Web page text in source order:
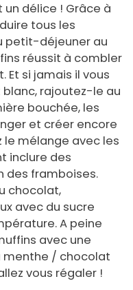
délice ! Grâce à
tous les
petit-déjeuner au
réussit à combler
Et si jamais il vous
rajoutez-le au
bouchée, les
et créer encore
le mélange avec les
inclure des
des framboises.
chocolat,
avec du sucre
A peine
avec une
menthe / chocolat
vous régaler !